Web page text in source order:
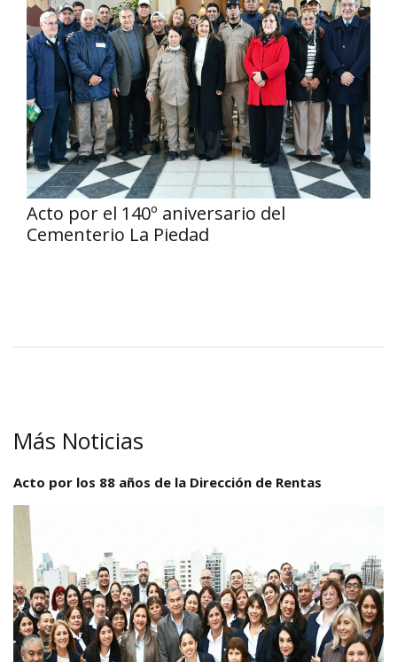
Acto por el 140º aniversario del
Cementerio La Piedad
Más Noticias
Acto por los 88 años de la Dirección de Rentas